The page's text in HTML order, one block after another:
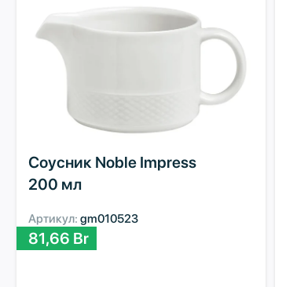
Соусник Noble Impress
200 мл
Артикул: gm010523
81,66 Br